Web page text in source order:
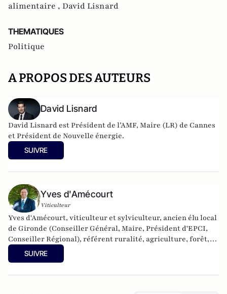
alimentaire , David Lisnard
THEMATIQUES
Politique
A PROPOS DES AUTEURS
David Lisnard
David Lisnard est Président de l’AMF, Maire (LR) de Cannes
et Président de Nouvelle énergie.
SUIVRE
Yves d'Amécourt
Viticulteur
Yves d'Amécourt, viticulteur et sylviculteur, ancien élu local
de Gironde (Conseiller Général, Maire, Président d'EPCI,
Conseiller Régional), référent ruralité, agriculture, forêt,
pêche et porte-voix de Nouvelle-Energie. Membre du
Conseil d'Orientation de l'Institut Thomas More. Membre du
SUIVRE